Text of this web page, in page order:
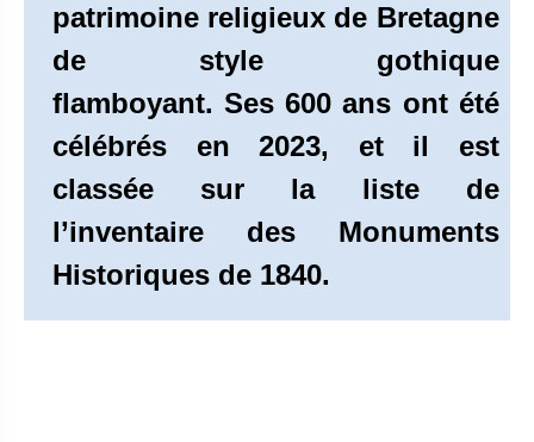
patrimoine religieux de Bretagne
de style gothique
flamboyant. Ses 600 ans ont été
célébrés en 2023, et il est
classée sur la liste de
l’inventaire des Monuments
Historiques de 1840.